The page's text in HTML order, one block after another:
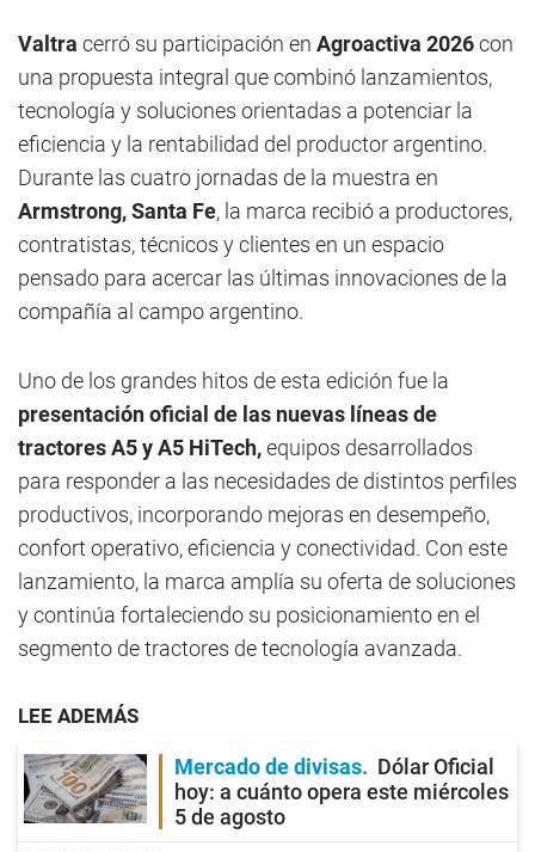
Valtra cerró su participación en Agroactiva 2026con
una propuesta integral que combinó lanzamientos,
tecnología y soluciones orientadas a potenciar la
eficiencia y la rentabilidad del productor argentino.
Durante las cuatro jornadas de la muestra en
Armstrong, Santa Fe, la marca recibió a productores,
contratistas, técnicos y clientes en un espacio
pensado para acercar las últimas innovaciones de la
compañía al campo argentino.
Uno de los grandes hitos de esta edición fue la
presentación oficial de las nuevas líneas de
tractores A5 y A5 HiTech,equipos desarrollados
para responder a las necesidades de distintos perfiles
productivos, incorporando mejoras en desempeño,
confort operativo, eficiencia y conectividad. Con este
lanzamiento, la marca amplía su oferta de soluciones
y continúa fortaleciendo su posicionamiento en el
segmento de tractores de tecnología avanzada.
LEE ADEMÁS
Mercado de divisas
Dólar Oficial
hoy: a cuánto opera este miércoles
5 de agosto